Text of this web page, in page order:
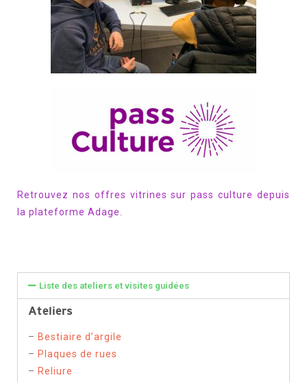
Retrouvez nos offres vitrines sur pass culture depuis
la plateforme Adage.
Liste des ateliers et visites guidées
Ateliers
– Bestiaire d’argile
– Plaques de rues
– Reliure